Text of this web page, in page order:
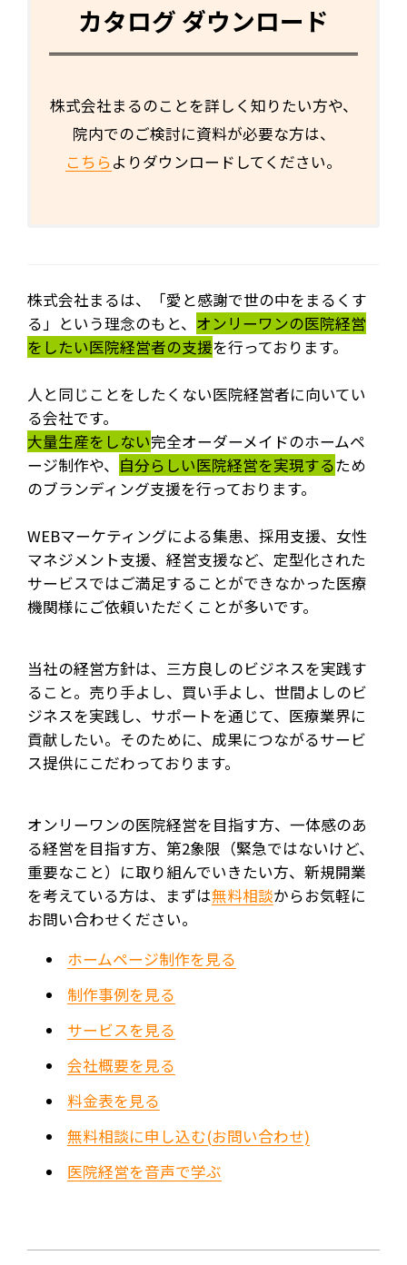
カタログ ダウンロード
株式会社まるのことを詳しく知りたい方や、
院内でのご検討に資料が必要な方は、
こちらよりダウンロードしてください。
株式会社まるは、「愛と感謝で世の中をまるくす
る」という理念のもと、 オンリーワンの医院経営
をしたい医院経営者の支援を行っております。
人と同じことをしたくない医院経営者に向いてい
る会社です。
大量生産をしない完全オーダーメイドのホームペ
ージ制作や、 自分らしい医院経営を実現するため
のブランディング支援を行っております。
WEBマーケティングによる集患、採用支援、女性
マネジメント支援、経営支援など、定型化された
サービスではご満足することができなかった医療
機関様にご依頼いただくことが多いです。
当社の経営方針は、三方良しのビジネスを実践す
ること。売り手よし、買い手よし、世間よしのビ
ジネスを実践し、サポートを通じて、医療業界に
貢献したい。そのために、成果につながるサービ
ス提供にこだわっております。
オンリーワンの医院経営を目指す方、一体感のあ
る経営を目指す方、第2象限（緊急ではないけど、
重要なこと）に取り組んでいきたい方、新規開業
を考えている方は、まずは無料相談からお気軽に
お問い合わせください。
ホームページ制作を見る
制作事例を見る
サービスを見る
会社概要を見る
料金表を見る
無料相談に申し込む(お問い合わせ)
医院経営を音声で学ぶ